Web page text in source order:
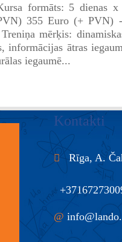
formāts: 5 dienas
355 Euro (+ PVN) -
mērķis:
ātras
iegaumē...
Kontakti
Rīga, A.
@